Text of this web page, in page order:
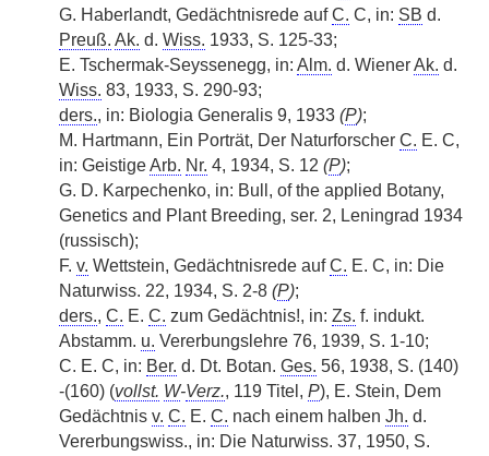
G. Haberlandt, Gedächtnisrede aufC. C, in: SB d.
Preuß. Ak. d. Wiss. 1933, S. 125-33;
E. Tschermak-Seyssenegg, in: Alm. d. WienerAk. d.
Wiss. 83, 1933, S. 290-93;
ders., in: Biologia Generalis 9, 1933 (P);
M. Hartmann, Ein Porträt, Der Naturforscher C. E. C,
in: GeistigeArb. Nr. 4, 1934, S. 12 (P);
G. D. Karpechenko, in: Bull, of the applied Botany,
Genetics and Plant Breeding, ser. 2, Leningrad 1934
(russisch);
F. v. Wettstein, Gedächtnisrede aufC. E. C, in: Die
Naturwiss. 22, 1934, S. 2-8 (P);
ders., C. E. C. zum Gedächtnis!, in: Zs. f. indukt.
Abstamm. u. Vererbungslehre 76, 1939, S. 1-10;
C. E. C, in: Ber. d. Dt. Botan. Ges. 56, 1938, S. (140)
-(160) (vollst. W-Verz., 119 Titel, P), E. Stein, Dem
Gedächtnis v. C. E. C. nach einem halben Jh. d.
Vererbungswiss., in: Die Naturwiss. 37, 1950, S.